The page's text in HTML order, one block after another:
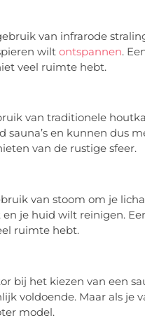
van infrarode
wilt ontspannen.
veel ruimte hebt.
van traditionele
sauna’s en kunnen dus
van de rustige sfeer.
van stoom om je
je huid wilt reinigen.
ruimte hebt.
bij het kiezen van een
voldoende. Maar als
model.